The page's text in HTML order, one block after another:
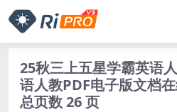
25秋三上五星学霸英语
语人教PDF电子版文档
总页数 26 页